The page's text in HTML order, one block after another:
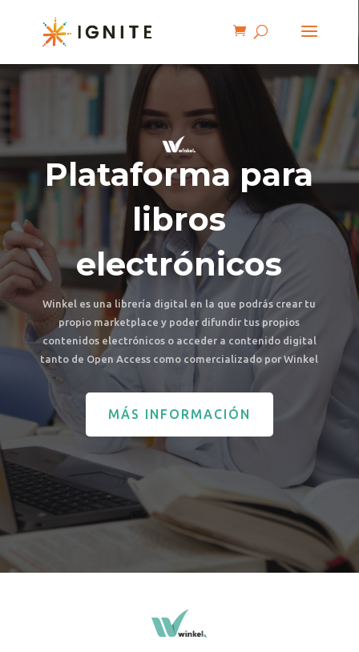
Plataforma para
libros
electrónicos
Winkel es una librería digital en la que podrás crear tu
propio marketplace y poder difundir tus propios
contenidos electrónicos o acceder a contenido digital
tanto de Open Access como comercializado por Winkel
MÁS INFORMACIÓN